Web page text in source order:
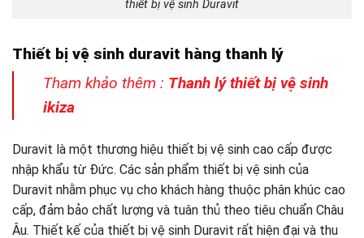
thiết bị vệ sinh Duravit
Thiết bị vệ sinh duravit hàng thanh lý
Tham khảo thêm : Thanh lý thiết bị vệ sinh
ikiza
Duravit là một thương hiệu thiết bị vệ sinh cao cấp được
nhập khẩu từ Đức. Các sản phẩm thiết bị vệ sinh của
Duravit nhằm phục vụ cho khách hàng thuộc phân khúc cao
cấp, đảm bảo chất lượng và tuân thủ theo tiêu chuẩn Châu
Âu. Thiết kế của thiết bị vệ sinh Duravit rất hiện đại và thu